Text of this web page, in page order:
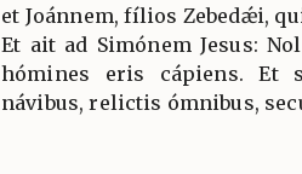
et Joánnem, fílios Zebedǽi,
Et ait ad Simónem Jesus:
hómines eris cápiens. Et
návibus, relictis ómnibus,